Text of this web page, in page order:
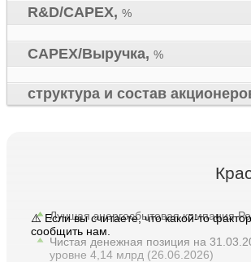
R&D/CAPEX, %
CAPEX/Выручка, %
структура и состав
Лучшая энергосбытовая компания
Чистая денежная позиция на
уровне 4,14 млрд (26.06.2026)
⚠️ Если вы считаете, что какой-то
сообщить нам.